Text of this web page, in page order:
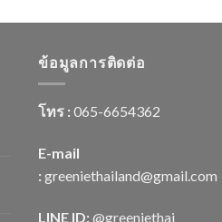
ข้อมูลการติดต่อ
โทร : 065-6654362
E-mail
: greeniethailand@gmail.com
LINE ID: @greeniethai